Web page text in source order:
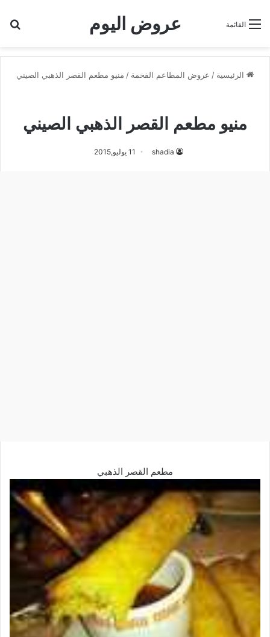
عروض اليوم القائمة
الرئيسية / عروض المطاعم الفخمة / منيو مطعم القصر الذهبي الصيني
منيو مطعم القصر الذهبي الصيني
shadia 11 يوليو,2015
مطعم القصر الذهبي